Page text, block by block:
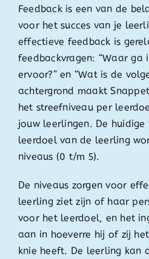
Feedback is een van de
voor het succes van je
effectieve feedback is
feedbackvragen: “Waar ga
ervoor?” en “Wat is de
achtergrond maakt
het streefniveau per
jouw leerlingen. De
leerdoel van de leerling
niveaus (0 t/m 5).
De niveaus zorgen voor
leerling ziet zijn of haar
voor het leerdoel, en het
aan in hoeverre hij of zij
knie heeft. De leerling kan